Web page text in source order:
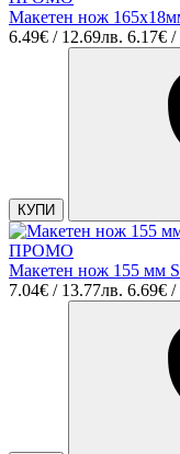
Макетен нож
6.49€ / 12.69лв. 6.17€ /
КУПИ
ПРОМО
Макетен нож 155 мм
7.04€ / 13.77лв. 6.69€ /